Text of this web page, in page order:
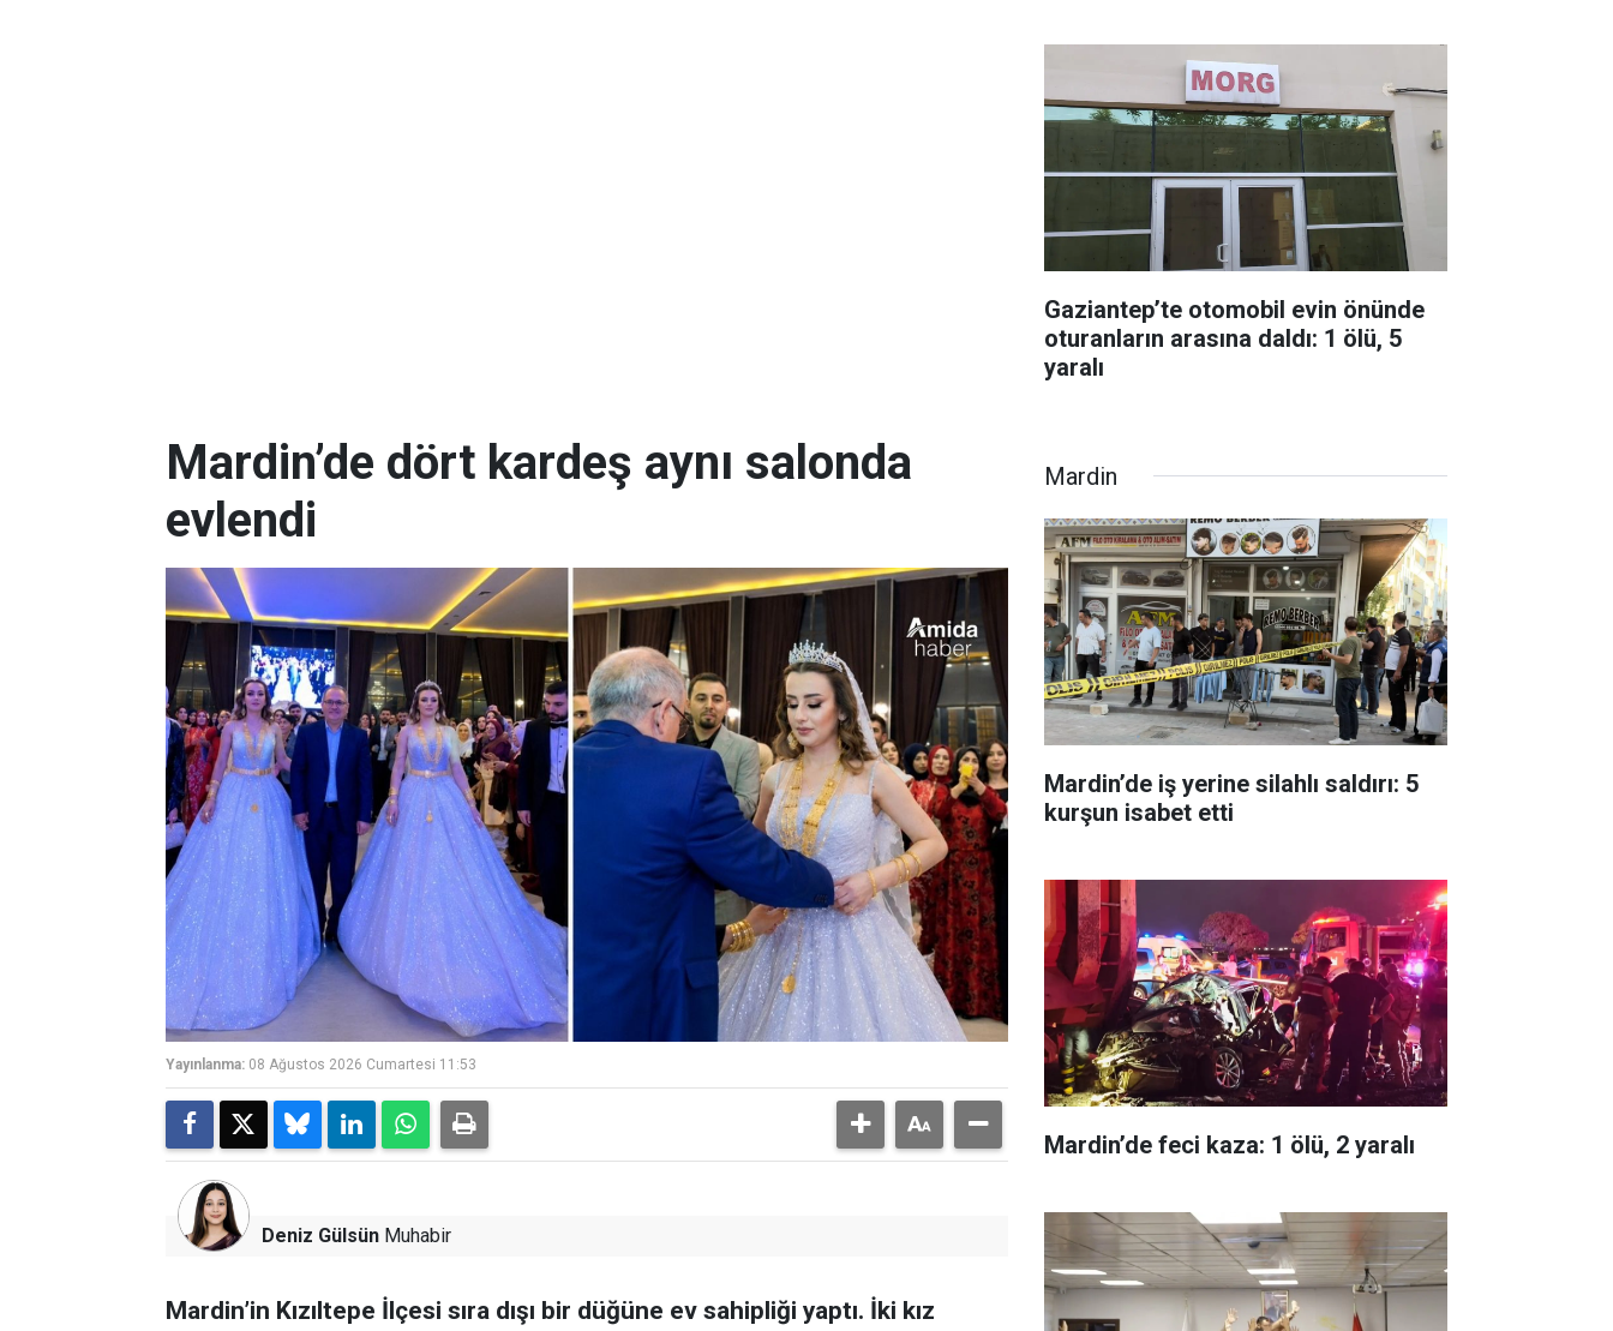
Gaziantep’te otomobil evin önünde
oturanların arasına daldı: 1 ölü, 5
yaralı
Mardin’de dört kardeş aynı salonda
evlendi
Yayınlanma: 08 Ağustos 2026 Cumartesi 11:53
Deniz Gülsün Muhabir
Mardin’in Kızıltepe İlçesi sıra dışı bir düğüne ev sahipliği yaptı. İki kız
Mardin
Mardin’de iş yerine silahlı saldırı: 5
kurşun isabet etti
Mardin’de feci kaza: 1 ölü, 2 yaralı